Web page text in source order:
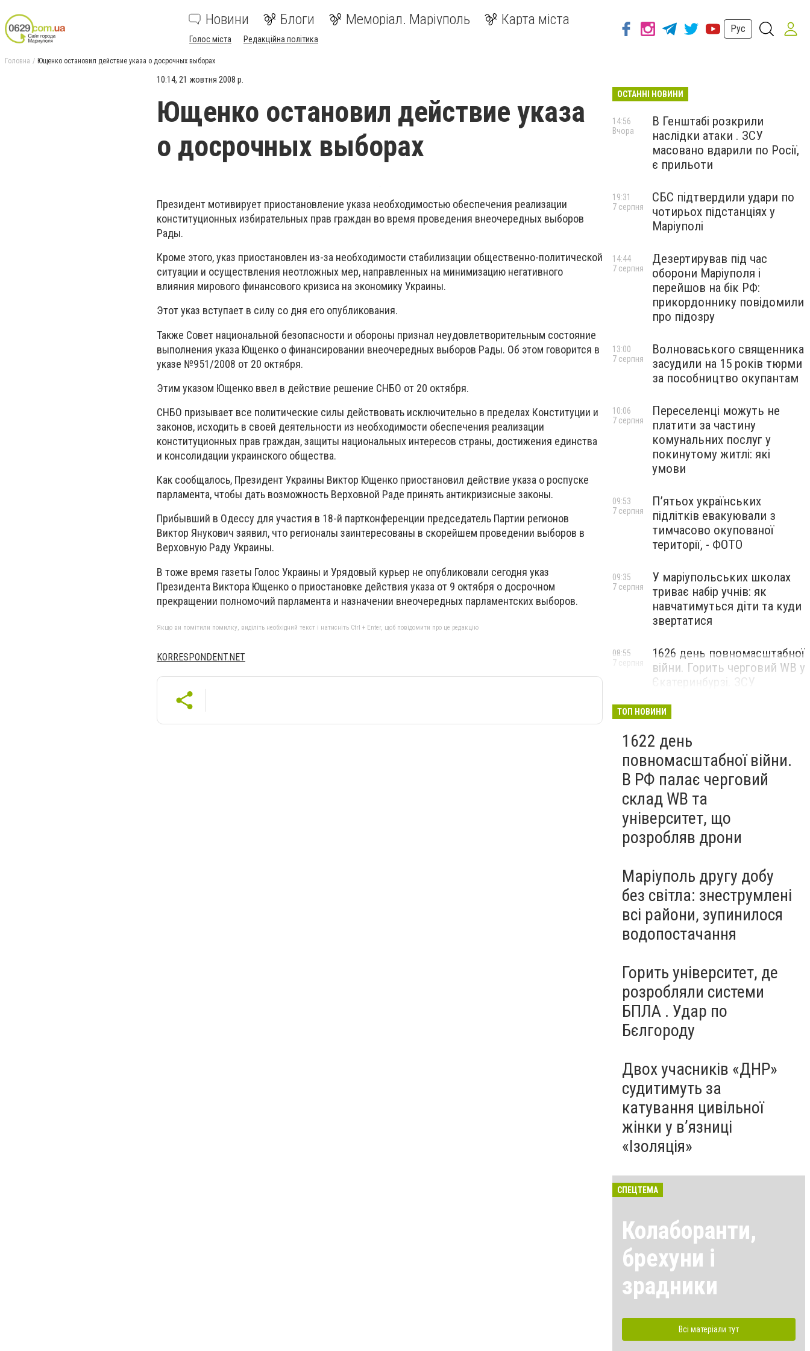
Новини Блоги Меморіал. Маріуполь Карта міста
Голос міста Редакційна політика
Рус
Головна Ющенко остановил действие указа о досрочных выборах
10:14, 21 жовтня 2008 р.
Ющенко остановил действие указа
о досрочных выборах
Президент мотивирует приостановление указа необходимостью обеспечения реализации
конституционных избирательных прав граждан во время проведения внеочередных выборов
Рады.
Кроме этого, указ приостановлен из-за необходимости стабилизации общественно-политической
ситуации и осуществления неотложных мер, направленных на минимизацию негативного
влияния мирового финансового кризиса на экономику Украины.
Этот указ вступает в силу со дня его опубликования.
Также Совет национальной безопасности и обороны признал неудовлетворительным состояние
выполнения указа Ющенко о финансировании внеочередных выборов Рады. Об этом говорится в
указе №951/2008 от 20 октября.
Этим указом Ющенко ввел в действие решение СНБО от 20 октября.
СНБО призывает все политические силы действовать исключительно в пределах Конституции и
законов, исходить в своей деятельности из необходимости обеспечения реализации
конституционных прав граждан, защиты национальных интересов страны, достижения единства
и консолидации украинского общества.
Как сообщалось, Президент Украины Виктор Ющенко приостановил действие указа о роспуске
парламента, чтобы дать возможность Верховной Раде принять антикризисные законы.
Прибывший в Одессу для участия в 18-й партконференции председатель Партии регионов
Виктор Янукович заявил, что регионалы заинтересованы в скорейшем проведении выборов в
Верховную Раду Украины.
В тоже время газеты Голос Украины и Урядовый курьер не опубликовали сегодня указ
Президента Виктора Ющенко о приостановке действия указа от 9 октября о досрочном
прекращении полномочий парламента и назначении внеочередных парламентских выборов.
Якщо ви помітили помилку, виділіть необхідний текст і натисніть Ctrl + Enter, щоб повідомити про це редакцію
KORRESPONDENT.NET
ОСТАННІ НОВИНИ
В Генштабі розкрили
наслідки атаки . ЗСУ
масовано вдарили по Росії,
є прильоти
14:56
Вчора
СБС підтвердили удари по
чотирьох підстанціях у
Маріуполі
19:31
7 серпня
Дезертирував під час
оборони Маріуполя і
перейшов на бік РФ:
прикордоннику повідомили
про підозру
14:44
7 серпня
Волноваського священника
засудили на 15 років тюрми
за пособництво окупантам
13:00
7 серпня
Переселенці можуть не
платити за частину
комунальних послуг у
покинутому житлі: які
умови
10:06
7 серпня
П’ятьох українських
підлітків евакуювали з
тимчасово окупованої
території, - ФОТО
09:53
7 серпня
У маріупольських школах
триває набір учнів: як
навчатимуться діти та куди
звертатися
09:35
7 серпня
1626 день повномасштабної
війни. Горить черговий WB у
Єкатеринбурзі. ЗСУ
Маріуполі
08:55
7 серпня
ТОП НОВИНИ
1622 день
повномасштабної війни.
В РФ палає черговий
склад WB та
університет, що
розробляв дрони
Маріуполь другу добу
без світла: знеструмлені
всі райони, зупинилося
водопостачання
Горить університет, де
розробляли системи
БПЛА . Удар по
Бєлгороду
Двох учасників «ДНР»
судитимуть за
катування цивільної
жінки у в’язниці
«Ізоляція»
СПЕЦТЕМА
Колаборанти,
брехуни і
зрадники
Всі матеріали тут